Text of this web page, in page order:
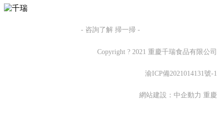
- 咨詢了解 掃一掃 -
Copyright ? 2021 重慶千瑞食品有限公司
渝ICP備2021014131號-1
網站建設： 中企動力 重慶